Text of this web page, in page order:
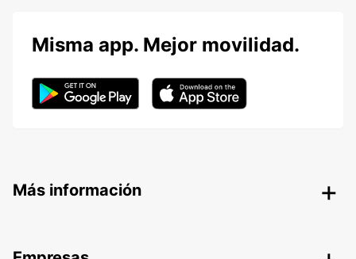
Misma app. Mejor movilidad.
Más información